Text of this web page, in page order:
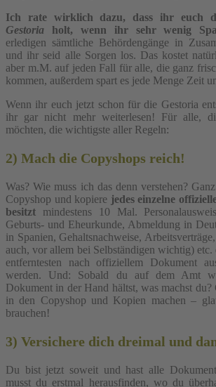
Ich rate wirklich dazu, dass ihr euch
Gestoria holt, wenn ihr sehr wenig
erledigen sämtliche Behördengänge in
und ihr seid alle Sorgen los. Das kostet
aber m.M. auf jeden Fall für alle, die ganz
kommen, außerdem spart es jede Menge Zeit
Wenn ihr euch jetzt schon für die Gestoria
ihr gar nicht mehr weiterlesen! Für alle,
möchten, die wichtigste aller Regeln:
2) Mach die Copyshops reich!
Was? Wie muss ich das denn verstehen?
Copyshop und kopiere jedes einzelne
besitzt mindestens 10 Mal.
Geburts- und Eheurkunde, Abmeldung in
in Spanien, Gehaltsnachweise,
auch, vor allem bei Selbständigen wichtig)
entferntesten nach offiziellem Dokument
werden. Und: Sobald du auf dem Amt
Dokument in der Hand hältst, was machst
in den Copyshop und Kopien machen –
brauchen!
3) Versichere dich dreimal und
Du bist jetzt soweit und hast alle
musst du erstmal herausfinden, wo du